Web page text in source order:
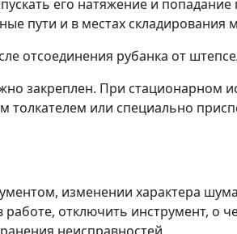
его натяжение и
пути и в местах складирования
отсоединения рубанка от
закреплен. При стационарном
или специально
изменении характера
отключить инструмент, о